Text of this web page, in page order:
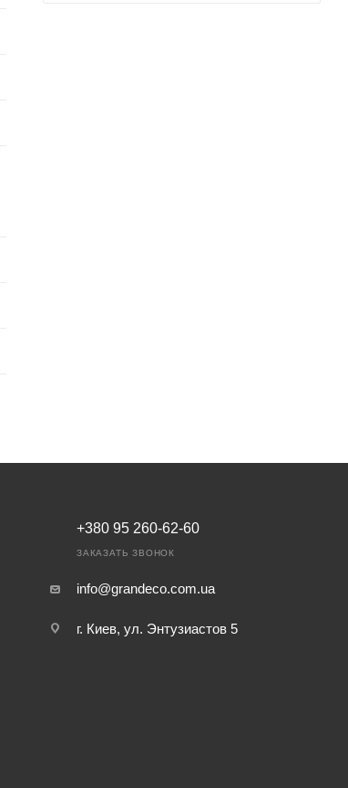
+380 95 260-62-60
ЗАКАЗАТЬ ЗВОНОК
info@grandeco.com.ua
г. Киев, ул. Энтузиастов 5